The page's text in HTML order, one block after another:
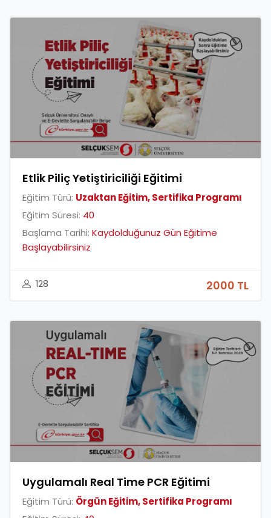
Etlik Piliç Yetiştiriciliği Eğitimi
Eğitim Türü: Uzaktan Eğitim, Sertifika Programı
Eğitim Süresi: 40
Başlama Tarihi: Kaydolduğunuz Gün Eğitime
Başlayabilirsiniz
128 2000 TL
Uygulamalı Real Time PCR Eğitimi
Eğitim Türü: Örgün Eğitim, Sertifika Programı